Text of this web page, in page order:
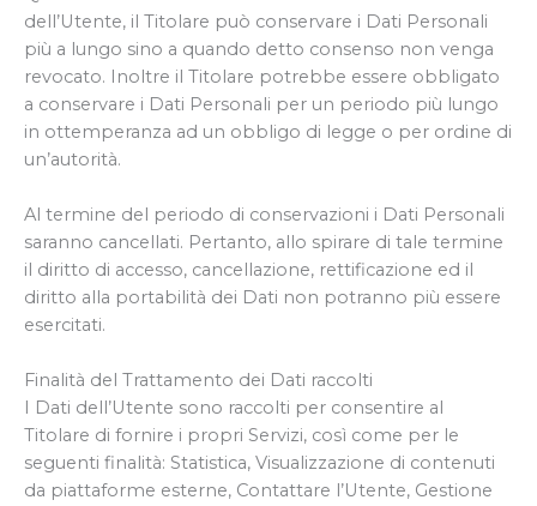
dell’Utente, il Titolare può conservare i Dati Personali
più a lungo sino a quando detto consenso non venga
revocato. Inoltre il Titolare potrebbe essere obbligato
a conservare i Dati Personali per un periodo più lungo
in ottemperanza ad un obbligo di legge o per ordine di
un’autorità.
Al termine del periodo di conservazioni i Dati Personali
saranno cancellati. Pertanto, allo spirare di tale termine
il diritto di accesso, cancellazione, rettificazione ed il
diritto alla portabilità dei Dati non potranno più essere
esercitati.
Finalità del Trattamento dei Dati raccolti
I Dati dell’Utente sono raccolti per consentire al
Titolare di fornire i propri Servizi, così come per le
seguenti finalità: Statistica, Visualizzazione di contenuti
da piattaforme esterne, Contattare l’Utente, Gestione